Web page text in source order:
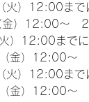
）12:00まで
）12:00～
）12:00までに
金）12:00～
）12:00まで
金）12:00～